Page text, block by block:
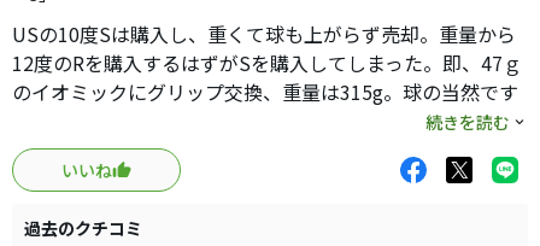
USの10度Sは購入し、重くて球も上がらず売却。重量から
12度のRを購入するはずがSを購入してしまった。即、47ｇ
のイオミックにグリップ交換、重量は315g。球の当然です
が高弾道、距離も飛んでいる気がします。シャフトは硬
い、HS45前後では全くしなりを感じられない。同じシャフ
トが刺さっているミニドライバーはそんなに悪くないのに
で、このシャフトを使いこなすにはやっぱりHS47は必要と
続きを読む
いいね
過去のクチコミ